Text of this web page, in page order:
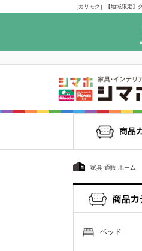
家具 通販 ホーム
ベッド